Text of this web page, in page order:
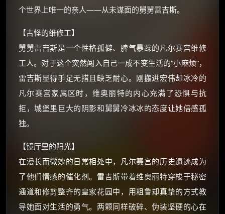
个世界上唯一的亲人——从未谋面的舅舅雷吉斯。
【古怪的维修工】
舅舅雷吉斯是一个性格孤僻、脾气暴躁的凡尔赛宫维修
工人。对于这个突然闯入自己一成不变生活的“小麻烦”，
雷吉斯显得手足无措且缺乏耐心。刚搬进宏伟却冰冷的
凡尔赛宫家属区时，维奥丽特的内心充满了恐惧与抗
拒，城堡里巨大的阴影和舅舅冷冰冰的态度让她倍感孤
独。
【镜厅里的阳光】
在漫长而微妙的日常相处中，凡尔赛宫的历史遗迹成为
了他们情感的催化剂。雷吉斯带着维奥丽特穿梭于秘密
通道和修剪整齐的皇家花园中，用粗鲁却真挚的方式教
导她面对生活的勇气。两颗同样破碎、伪装坚硬的心在
如夸克12个月送14天 最低75元！
优惠券、活动红包，每日可领。
⚡ 前往【大淘客】领红包
☕ 海外大侠？通过 Ko-fi 赐茶